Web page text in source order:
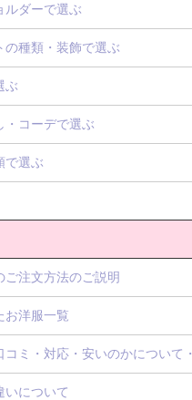
ルダーで選ぶ
の種類・装飾で選ぶ
ぶ
・コーデで選ぶ
で選ぶ
ご注文方法のご説明
お洋服一覧
ミ・対応・安いのかについて
いについて